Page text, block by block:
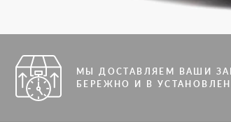
МЫ ДОСТАВЛЯЕМ ВАШИ
БЕРЕЖНО И В